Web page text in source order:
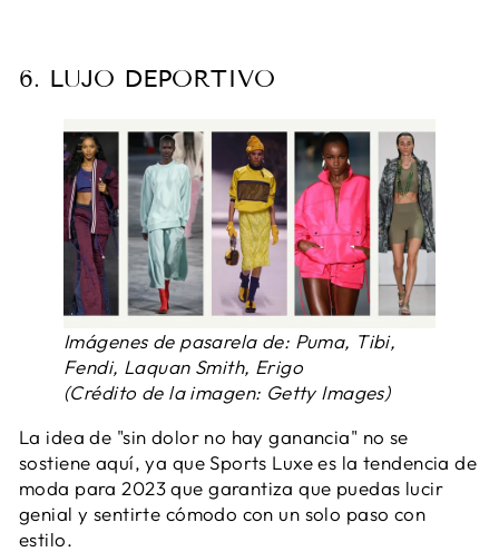
6. LUJO DEPORTIVO
Imágenes de pasarela de: Puma, Tibi,
Fendi, Laquan Smith, Erigo
(Crédito de la imagen: Getty Images)
La idea de "sin dolor no hay ganancia" no se
sostiene aquí, ya que Sports Luxe es la tendencia de
moda para 2023 que garantiza que puedas lucir
genial y sentirte cómodo con un solo paso con
estilo.